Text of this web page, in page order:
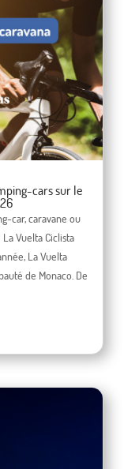
cars sur le
car, caravane ou
Vuelta Ciclista
La Vuelta
de Monaco. De